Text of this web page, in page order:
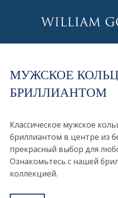
ЭКСКЛЮЗИВНЫЕ ЮВЕЛИРНЫЕ
СЕРЬГИ
БРАСЛЕТЫ
НАРУЧНЫЕ ЧАСЫ
ASHOKA ЮВЕЛИРНЫЕ ИЗДЕЛИЯ
КОЛЬЦА
BANDS
КОЛЬЕ
ПОДВЕСКИ
СЕРЬГИ
БРАСЛЕТЫ
TALISMAN
ИСТОРИЯ
ASHOKA®
МУЖСКОЕ
БРИЛЛИАНТОМ
Классическое мужское
бриллиантом в центре из
прекрасный выбор для
Ознакомьтесь с нашей
коллекцией.